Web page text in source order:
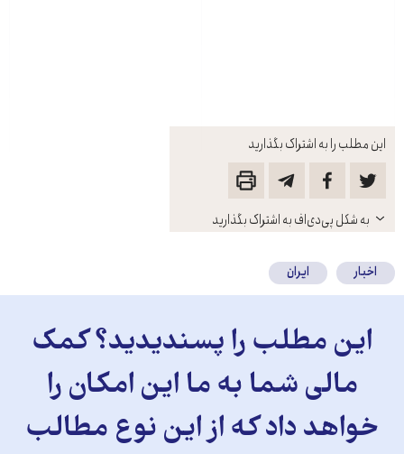
این مطلب را به اشتراک بگذارید
باز
کنید
به شکل پی‌دی‌اف به اشتراک بگذارید
اخبار ایران
این مطلب را پسندیدید؟ کمک
مالی شما به ما این امکان را
خواهد داد که از این نوع مطالب